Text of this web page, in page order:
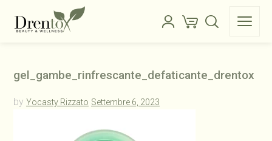
gel_gambe_rinfrescante_defaticante_drentox
by Yocasty Rizzato Settembre 6, 2023